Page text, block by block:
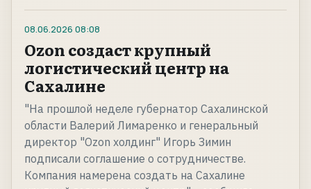
08.06.2026 08:08
Ozon создаст крупный
логистический центр на
Сахалине
"На прошлой неделе губернатор Сахалинской
области Валерий Лимаренко и генеральный
директор "Ozon холдинг" Игорь Зимин
подписали соглашение о сотрудничестве.
Компания намерена создать на Сахалине